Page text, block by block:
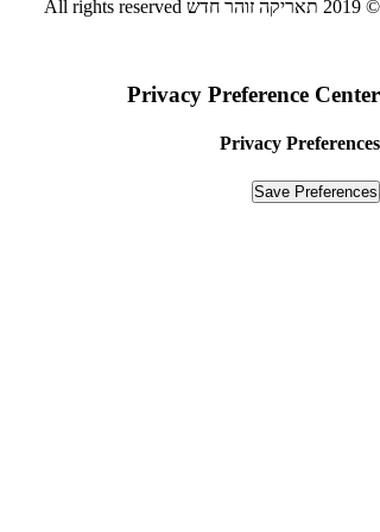
© 2019 תאריקה זוהר חדש All rights reserved
Privacy Preference Center
Privacy Preferences